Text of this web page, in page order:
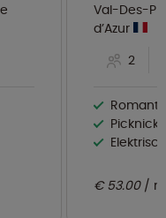
Val-Des-
d’Azur
2
€ 53.00